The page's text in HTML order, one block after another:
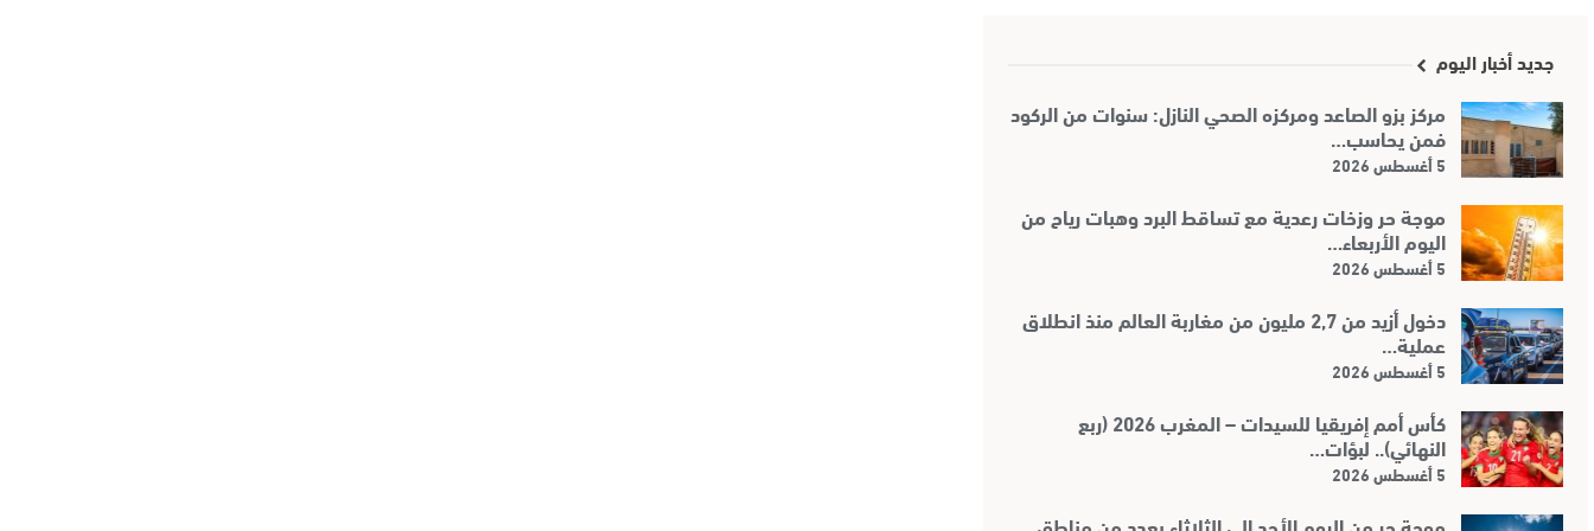
جديد أخبار اليوم
مركز بزو الصاعد ومركزه الصحي النازل: سنوات من الركود
فمن يحاسب…
5 أغسطس 2026
موجة حر وزخات رعدية مع تساقط البرد وهبات رياح من
اليوم الأربعاء…
5 أغسطس 2026
دخول أزيد من 2,7 مليون من مغاربة العالم منذ انطلاق
عملية…
5 أغسطس 2026
كأس أمم إفريقيا للسيدات – المغرب 2026 (ربع
النهائي).. لبؤات…
5 أغسطس 2026